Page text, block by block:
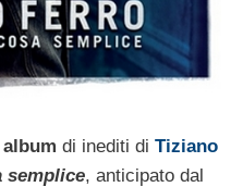
di inediti di Tiziano
semplice, anticipato dal